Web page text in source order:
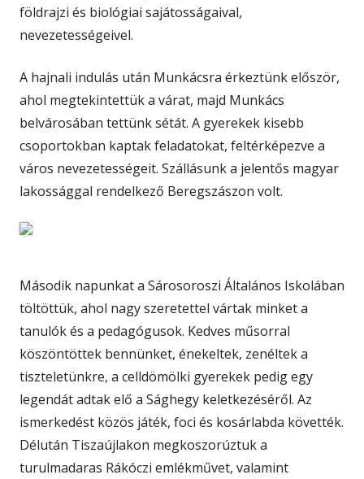
földrajzi és biológiai sajátosságaival,
nevezetességeivel.
A hajnali indulás után Munkácsra érkeztünk először,
ahol megtekintettük a várat, majd Munkács
belvárosában tettünk sétát. A gyerekek kisebb
csoportokban kaptak feladatokat, feltérképezve a
város nevezetességeit. Szállásunk a jelentős magyar
lakossággal rendelkező Beregszászon volt.
Második napunkat a Sárosoroszi Általános Iskolában
töltöttük, ahol nagy szeretettel vártak minket a
tanulók és a pedagógusok. Kedves műsorral
köszöntöttek bennünket, énekeltek, zenéltek a
tiszteletünkre, a celldömölki gyerekek pedig egy
legendát adtak elő a Sághegy keletkezéséről. Az
ismerkedést közös játék, foci és kosárlabda követték.
Délután Tiszaújlakon megkoszorúztuk a
turulmadaras Rákóczi emlékművet, valamint